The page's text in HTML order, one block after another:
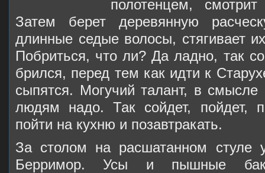
полотенцем,
Затем берет деревянную
длинные седые волосы, стягивает
Побриться, что ли? Да ладно, так
брился, перед тем как идти к
сыпятся. Могучий талант, в смысле
людям надо. Так сойдет, пойдет,
пойти на кухню и позавтракать.
За столом на расшатанном стуле
Берримор. Усы и пышные